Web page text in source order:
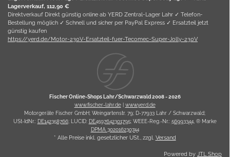
Lagerverkauf, 112,90 €
Direktverkauf Direkt günstig online ab YERD Zentral-Lager Lahr ✓ Telefon-
Bestellung möglich ✓ Schnell und sicher per PayPal Express ✓ Ersatzteil jetzt
günstig kaufen
https://yerd.de/Motor-230V-Ersatzteil-fuer-Tecomec-Super-Jolly-230V
Fischer Online-Shops Lahr/Schwarzwald 2008 -2026
www.fischer-lahr.de| www.yerd.de
Motorgeräte Fischer GmbH; Weingartenstr. 79; D-77933 Lahr / Schwarzwald;
USt-IdNr.: DE142358766; LUCID: DE4597642301795; WEEE-Reg.-Nr.: 56993344, ® Marke
DPMA 302016230744
* Alle Preise inkl. gesetzlicher USt., zzgl. Versand
Powered by JTL Shop